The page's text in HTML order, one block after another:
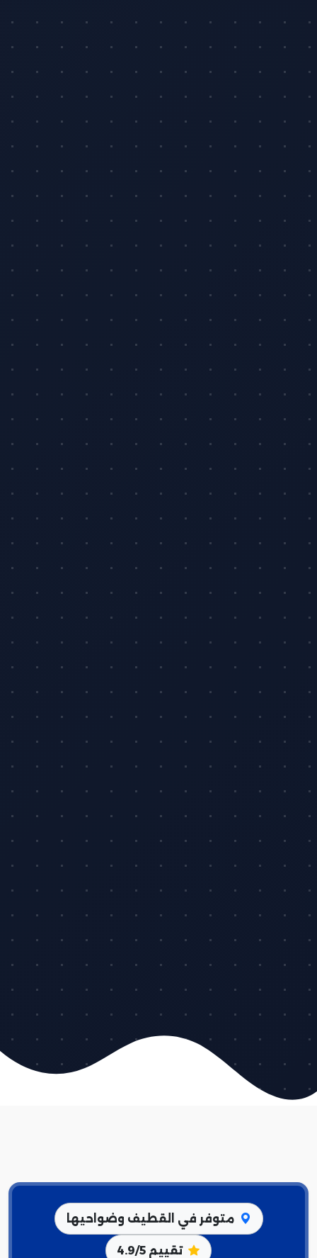
متوفر في القطيف وضواحيها
تقييم 4.9/5